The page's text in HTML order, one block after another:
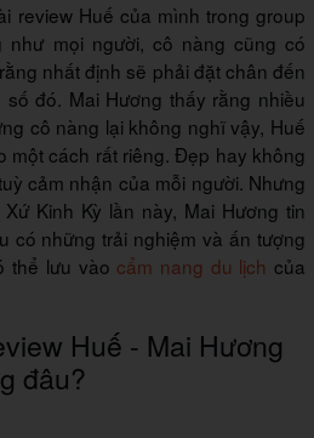
review Huế của mình trong group
như mọi người, cô nàng cũng có
nhất định sẽ phải đặt chân đến
đó. Mai Hương thấy rằng nhiều
cô nàng lại không nghĩ vậy, Huế
một cách rất riêng. Đẹp hay không
cảm nhận của mỗi người. Nhưng
Kinh Kỳ lần này, Mai Hương tin
có những trải nghiệm và ấn tượng
thể lưu vào cẩm nang du lịch của
Huế - Mai Hương
đâu?